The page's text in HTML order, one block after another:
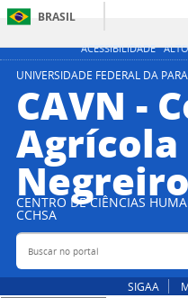
ACESSIBILIDADE
BRASIL
UNIVERSIDADE FEDERAL DA
CAVN -
Agrícola
CENTRO DE CIÊNCIAS
CCHSA
Buscar no portal
SIGAA